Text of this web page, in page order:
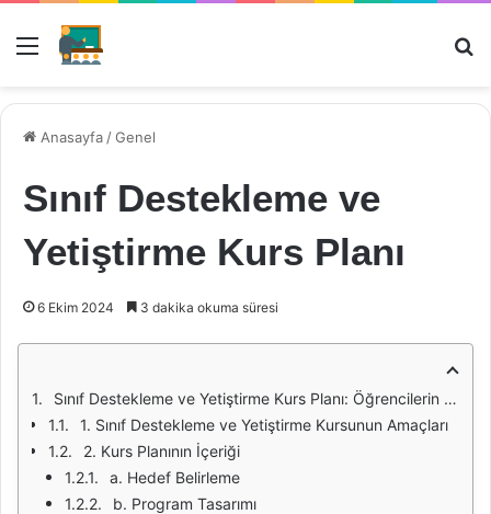
Menü
Anasayfa /Genel
Sınıf Destekleme ve
Yetiştirme Kurs Planı
6 Ekim 2024 3 dakika okuma süresi
Sınıf Destekleme ve Yetiştirme Kurs Planı: Öğrencilerin Başarısını Artırma Yolu
1. Sınıf Destekleme ve Yetiştirme Kursunun Amaçları
2. Kurs Planının İçeriği
a. Hedef Belirleme
b. Program Tasarımı